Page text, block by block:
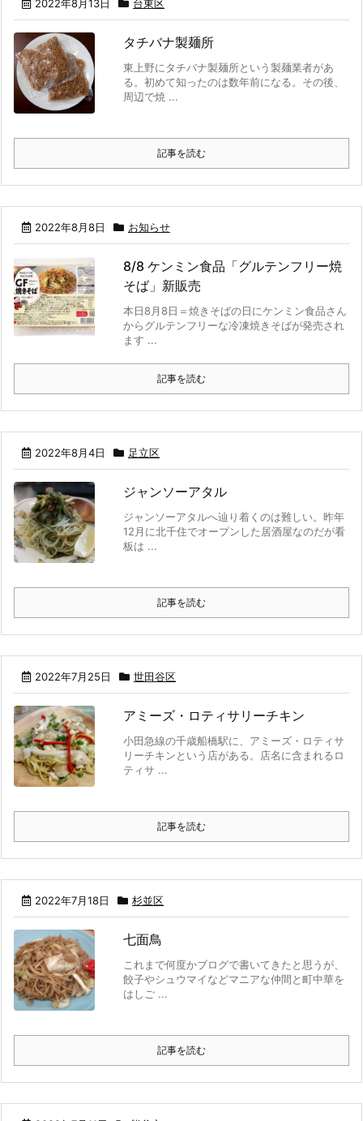
2022年8月13日 台東区
タチバナ製麺所
東上野にタチバナ製麺所という製麺業者があ
る。初めて知ったのは数年前になる。その後、
周辺で焼 ...
記事を読む
2022年8月8日 お知らせ
8/8 ケンミン食品「グルテンフリー焼
そば」新販売
本日8月8日＝焼きそばの日にケンミン食品さん
からグルテンフリーな冷凍焼きそばが発売され
ます ...
記事を読む
2022年8月4日 足立区
ジャンソーアタル
ジャンソーアタルへ辿り着くのは難しい。昨年
12月に北千住でオープンした居酒屋なのだが看
板は ...
記事を読む
2022年7月25日 世田谷区
アミーズ・ロティサリーチキン
小田急線の千歳船橋駅に、アミーズ・ロティサ
リーチキンという店がある。店名に含まれるロ
ティサ ...
記事を読む
2022年7月18日 杉並区
七面鳥
これまで何度かブログで書いてきたと思うが、
餃子やシュウマイなどマニアな仲間と町中華を
はしご ...
記事を読む